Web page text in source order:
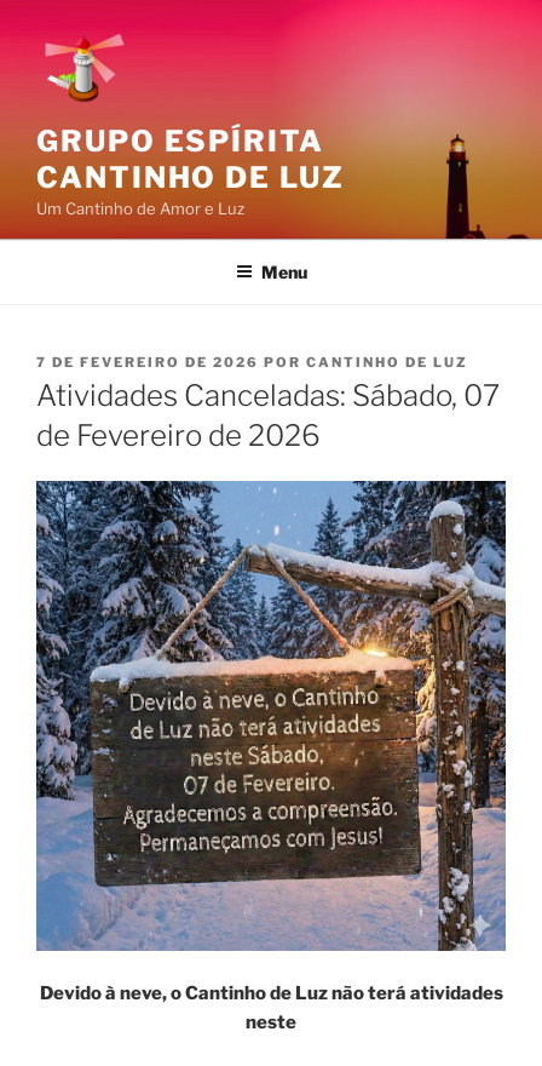
conteúdo
GRUPO ESPÍRITA
CANTINHO DE LUZ
Um Cantinho de Amor e Luz
Menu
PUBLICADO
EM
7 DE FEVEREIRO DE 2026 POR CANTINHO DE LUZ
Atividades Canceladas: Sábado, 07
de Fevereiro de 2026
Devido à neve, o Cantinho de Luz não terá atividades
neste